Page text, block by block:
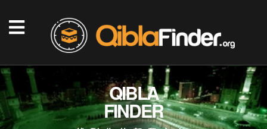
QIBLA
FINDER